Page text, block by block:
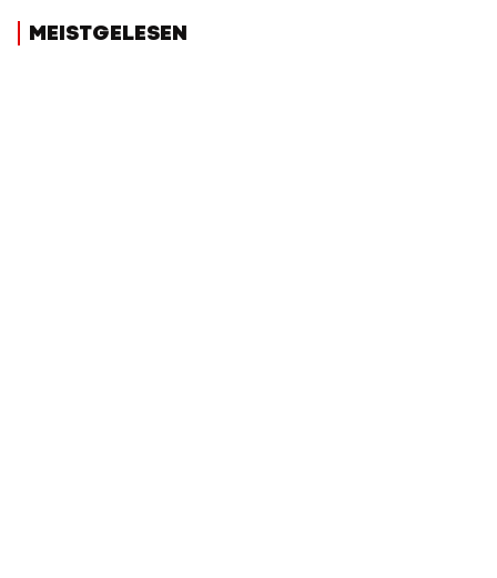
MEISTGELESEN